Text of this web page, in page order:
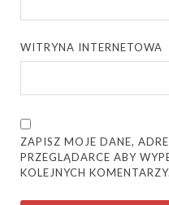
WITRYNA INTERNETOWA
ZAPISZ MOJE DANE,
PRZEGLĄDARCE ABY
KOLEJNYCH KOMENTARZY.